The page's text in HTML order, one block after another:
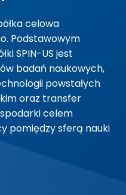
celowa
Podstawowym
SPIN-US jest
badań naukowych,
powstałych
oraz transfer
celem
pomiędzy sferą nauki